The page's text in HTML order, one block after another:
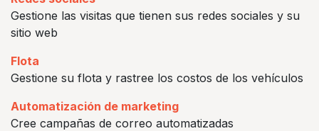
Gestione las visitas que tienen sus redes sociales y su
sitio web
Flota
Gestione su flota y rastree los costos de los vehículos
Automatización de marketing
Cree campañas de correo automatizadas